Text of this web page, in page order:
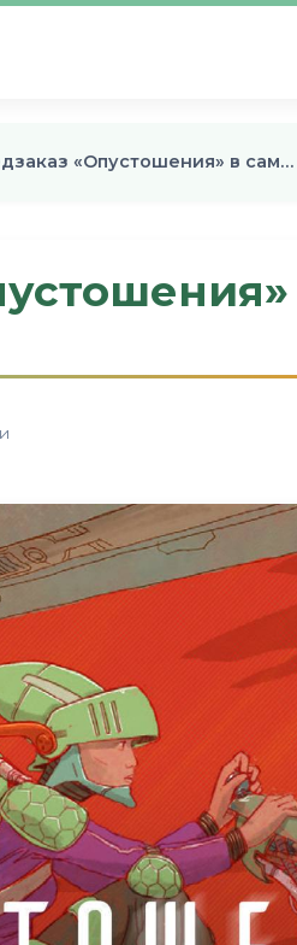
«Опустошения» в сам…